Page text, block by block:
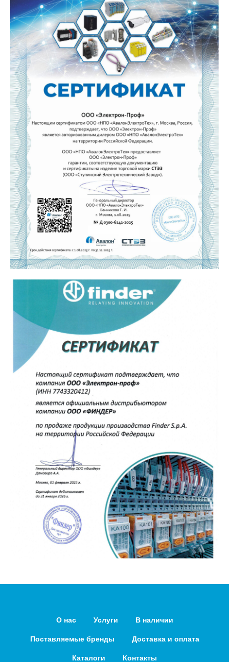
О нас Услуги В наличии
Поставляемые бренды Доставка и оплата
Каталоги Контакты